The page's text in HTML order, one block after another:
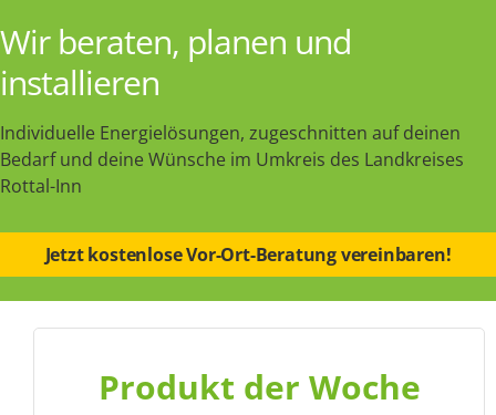
Wir beraten, planen und
installieren
Individuelle Energielösungen, zugeschnitten auf deinen
Bedarf und deine Wünsche im Umkreis des Landkreises
Rottal-Inn
Jetzt kostenlose Vor-Ort-Beratung vereinbaren!
Produkt der Woche